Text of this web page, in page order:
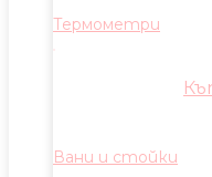
Термометри
Вани и стойки